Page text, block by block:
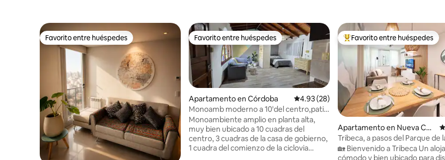
Favorito entre huéspedes
Favorito entre huéspedes Favorito entre huéspedes
Favorito entre huéspedes
Apartamento en Córdoba Calificación promedio: 4.93 de 5, 28 reseñas
4.93 (28)
Monoamb moderno a 10'del centro,patio
priv/asador.
Monoambiente amplio en planta alta,
muy bien ubicado a 10 cuadras del
centro, 3 cuadras de la casa de gobierno,
1 cuadra del comienzo de la ciclovia
Favorito entre huéspedes
Favorito entre huéspedes
Apartamento en Nueva Cór
doba
Tribeca, a pasos del Parque de
🏡 Bienvenido a Tribeca Un
cómodo y bien ubicado para